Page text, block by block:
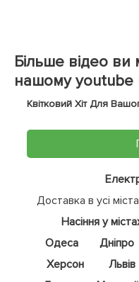
Більше відео
нашому youtube
Квітковий Хіт Для
Доставка в усі
Насіння у
Одеса
Дніпро
Херсон
Львів